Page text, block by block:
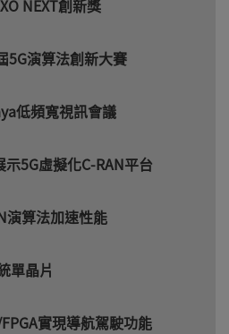
NEXT創新獎
5G演算法創新大賽
低頻寬視訊會議
5G虛擬化C-RAN平台
演算法加速性能
單晶片
實現導航駕駛功能